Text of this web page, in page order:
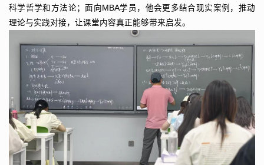
科学哲学和方法论；面向MBA学员，他会更多结合现实案例，推动
理论与实践对接，让课堂内容真正能够带来启发。